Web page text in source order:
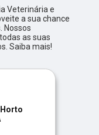
Veterinária e
a sua chance
Nossos
as suas
Saiba mais!